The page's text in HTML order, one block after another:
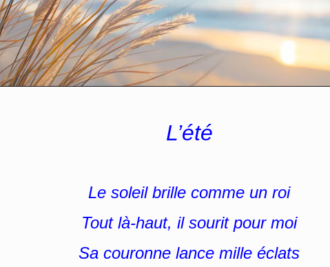
L’été
Le soleil brille comme un roi
Tout là-haut, il sourit pour moi
Sa couronne lance mille éclats